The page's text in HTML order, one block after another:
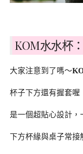
KOM水水杯
大家注意到了嗎～
杯子下方還有握套喔
是一個超貼心設計，
下方杯緣與桌子常接